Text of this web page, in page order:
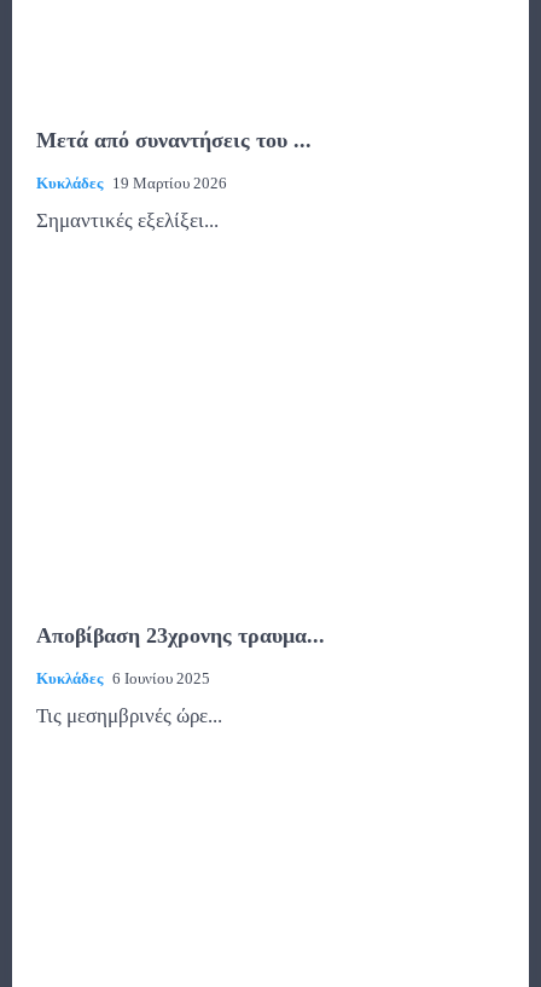
Μετά από συναντήσεις του ...
Κυκλάδες 19 Μαρτίου 2026
Σημαντικές εξελίξει...
Αποβίβαση 23χρονης τραυμα...
Κυκλάδες 6 Ιουνίου 2025
Τις μεσημβρινές ώρε...